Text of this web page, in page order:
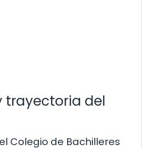
trayectoria del
Colegio de Bachilleres